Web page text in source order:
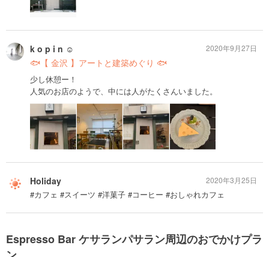
k o p i n ☺︎
🐟【 金沢 】アートと建築めぐり 🐟
少し休憩ー！
人気のお店のようで、中には人がたくさんいました。
2020年9月27日
Holiday
#カフェ #スイーツ #洋菓子 #コーヒー #おしゃれカフェ
2020年3月25日
Espresso Bar ケサランパサラン周辺のおでかけプラ